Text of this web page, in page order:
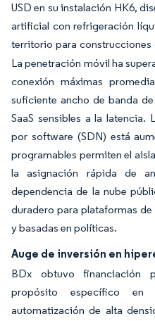
USD en su instalación HK6,
artificial con refrigeración
territorio para construcciones
La penetración móvil ha
conexión máximas
suficiente ancho de banda
SaaS sensibles a la
por software (SDN) está
programables permiten el
la asignación rápida de
dependencia de la nube
duradero para plataformas
y basadas en políticas.
Auge de inversión en
BDx obtuvo financiación
propósito específico en
automatización de alta